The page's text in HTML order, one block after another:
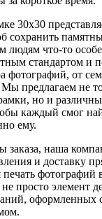
30х30
сохранить
людям что-то
стандартом и
фотографий, от
предлагаем не
но и
каждый смог
ему.
наша
и доставку
печать фотографий
просто элемент
оформленных